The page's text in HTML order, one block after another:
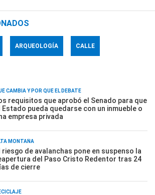
ARQUEOLOGÍA CALLE
CAMBIA Y POR QUÉ EL DEBATE
requisitos que aprobó el Senado para que
Estado pueda quedarse con un inmueble o
empresa privada
MONTAÑA
riesgo de avalanchas pone en suspenso la
del Paso Cristo Redentor tras 24
de cierre